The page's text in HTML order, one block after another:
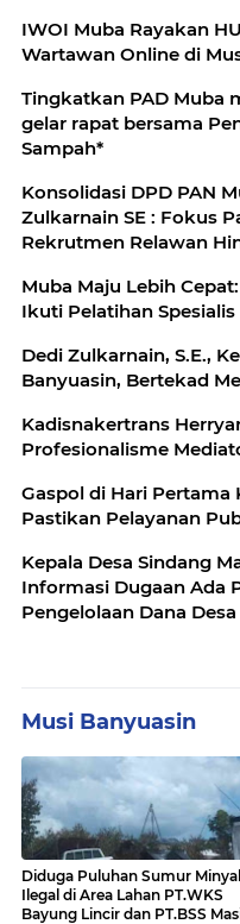
IWOI Muba Rayakan
Wartawan Online di
Tingkatkan PAD Muba
gelar rapat bersama
Sampah*
Konsolidasi DPD PAN
Zulkarnain SE : Fokus
Rekrutmen Relawan
Muba Maju Lebih
Ikuti Pelatihan Spesialis
Dedi Zulkarnain, S.E.,
Banyuasin, Bertekad
Kadisnakertrans
Profesionalisme
Gaspol di Hari Pertama
Pastikan Pelayanan
Kepala Desa Sindang
Informasi Dugaan Ada
Pengelolaan Dana Desa
Musi Banyuasin
Diduga Puluhan Sumur
Ilegal di Area Lahan PT.WKS
Bayung Lincir dan PT.BSS